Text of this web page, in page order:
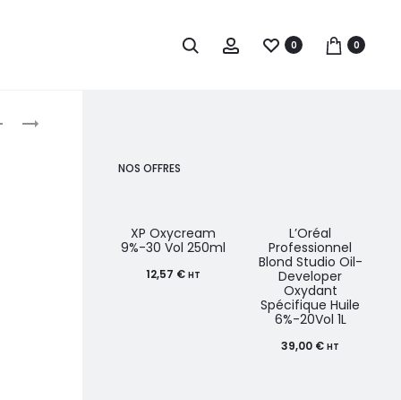
0 0
EUGÈNE
VITALITY’S
NOS OFFRES
XP Oxycream
9%-30 Vol 250ml
12,57 € HT
L’Oréal
Professionnel
Blond Studio Oil-
Developer
Oxydant
Spécifique Huile
6%-20Vol 1L
39,00 € HT